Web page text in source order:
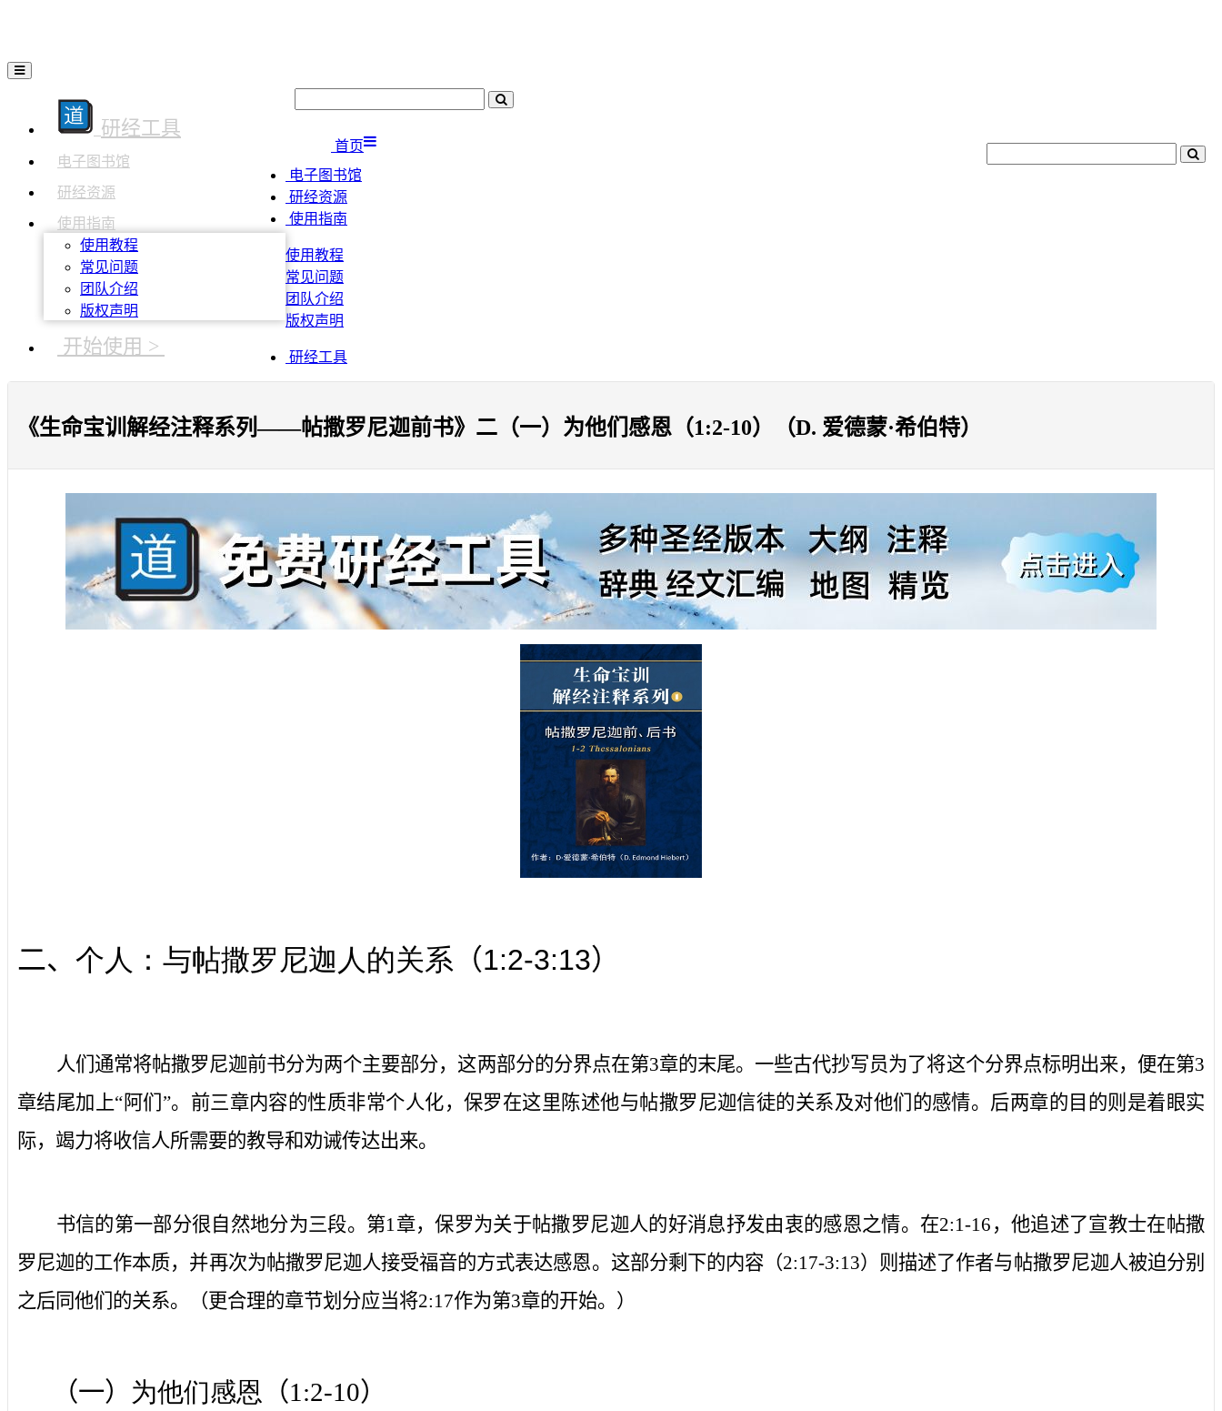
研经工具
电子图书馆
研经资源
使用指南
使用教程
常见问题
团队介绍
版权声明
开始使用 >
首页
电子图书馆
研经资源
使用指南
使用教程
常见问题
团队介绍
版权声明
研经工具
《生命宝训解经注释系列——帖撒罗尼迦前书》二（一）为他们感恩（1:2-10）（D. 爱德蒙·希伯特）
二、 个人：与帖撒罗尼迦人的关系 （1:2-3:13）
人们通常将帖撒罗尼迦前书分为两个主要部分，这两部分的分界点在第3章的末尾。一些古代抄写员为了将这个分界点标明出来，便在第3
章结尾加上“阿们”。前三章内容的性质非常个人化，保罗在这里陈述他与帖撒罗尼迦信徒的关系及对他们的感情。后两章的目的则是着眼实
际，竭力将收信人所需要的教导和劝诫传达出来。
书信的第一部分很自然地分为三段。第1章，保罗为关于帖撒罗尼迦人的好消息抒发由衷的感恩之情。在2:1-16 ，他追述了宣教士在帖撒
罗尼迦的工作本质，并再次为帖撒罗尼迦人接受福音的方式表达感恩。这部分剩下的内容（2:17-3:13）则描述了作者与帖撒罗尼迦人被迫分别
之后同他们的关系。（更合理的章节划分应当将2:17作为第3章的开始。）
（一） 为他们感恩 （1:2-10）